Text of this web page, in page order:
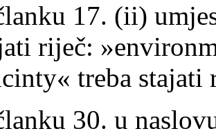
17. (ii)
riječ:
treba
30. u